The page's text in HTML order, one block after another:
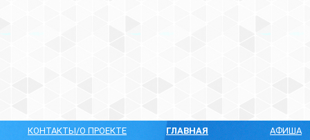
КОНТАКТЫ/О ПРОЕКТЕ
ГЛАВНАЯ
АФИША